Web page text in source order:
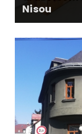
Nisou
zajištění
profi
smluvní
předání